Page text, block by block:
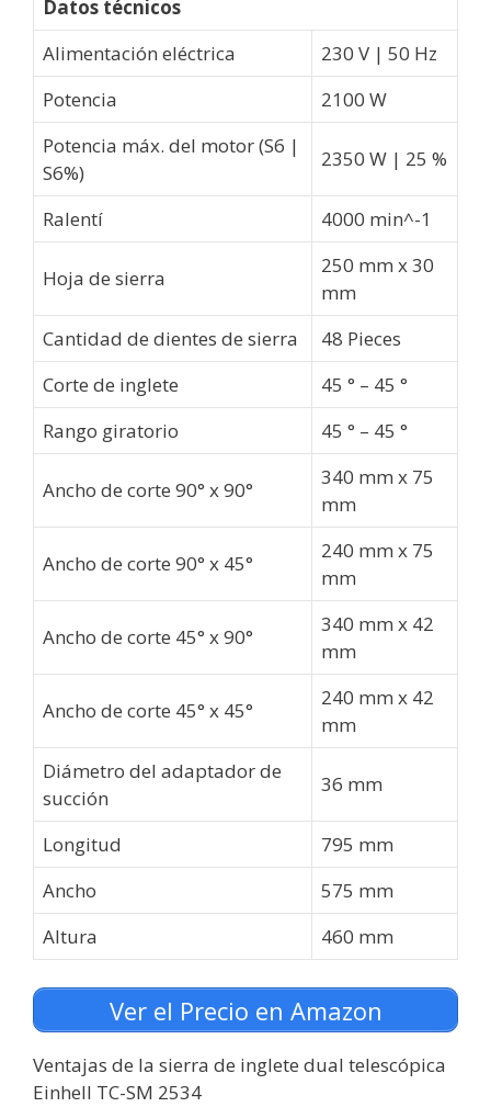
Datos técnicos
Alimentación eléctrica
230 V | 50 Hz
Potencia
2100 W
Potencia máx. del motor (S6 |
S6%)
2350 W | 25 %
Ralentí 4000 min^-1
Hoja de sierra
250 mm x 30
mm
Cantidad de dientes de sierra
48 Pieces
Corte de inglete
45 ° – 45 °
Rango giratorio
45 ° – 45 °
Ancho de corte 90° x 90°
340 mm x 75
mm
Ancho de corte 90° x 45°
240 mm x 75
mm
Ancho de corte 45° x 90°
340 mm x 42
mm
Ancho de corte 45° x 45°
240 mm x 42
mm
Diámetro del adaptador de
succión
36 mm
Longitud
795 mm
Ancho
575 mm
Altura
460 mm
Ver el Precio en Amazon
Ventajas de la sierra de inglete dual telescópica
Einhell TC-SM 2534